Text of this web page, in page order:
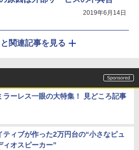
2019年6月14日
と関連記事を見る
ラーレス一眼の大特集！ 見どころ記事
ティブが作った2万円台の“小さなピュ
ィオスピーカー”